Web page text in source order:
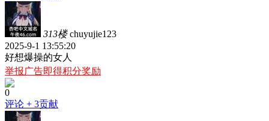
313楼 chuyujie123
2025-9-1 13:55:20
好想爆操的女人
举报广告即得积分奖励
0
评论 + 3贡献